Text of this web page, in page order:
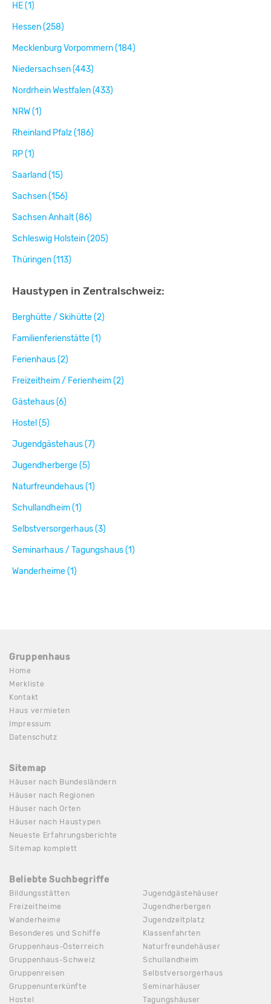
HE (1)
Hessen (258)
Mecklenburg Vorpommern (184)
Niedersachsen (443)
Nordrhein Westfalen (433)
NRW (1)
Rheinland Pfalz (186)
RP (1)
Saarland (15)
Sachsen (156)
Sachsen Anhalt (86)
Schleswig Holstein (205)
Thüringen (113)
Haustypen in Zentralschweiz:
Berghütte / Skihütte (2)
Familienferienstätte (1)
Ferienhaus (2)
Freizeitheim / Ferienheim (2)
Gästehaus (6)
Hostel (5)
Jugendgästehaus (7)
Jugendherberge (5)
Naturfreundehaus (1)
Schullandheim (1)
Selbstversorgerhaus (3)
Seminarhaus / Tagungshaus (1)
Wanderheime (1)
Gruppenhaus
Home
Merkliste
Kontakt
Haus vermieten
Impressum
Datenschutz
Sitemap
Häuser nach Bundesländern
Häuser nach Regionen
Häuser nach Orten
Häuser nach Haustypen
Neueste Erfahrungsberichte
Sitemap komplett
Beliebte Suchbegriffe
Bildungsstätten
Freizeitheime
Wanderheime
Besonderes und Schiffe
Gruppenhaus-Österreich
Gruppenhaus-Schweiz
Gruppenreisen
Gruppenunterkünfte
Hostel
Jugendgästehäuser
Jugendherbergen
Jugendzeltplatz
Klassenfahrten
Naturfreundehäuser
Schullandheim
Selbstversorgerhaus
Seminarhäuser
Tagungshäuser